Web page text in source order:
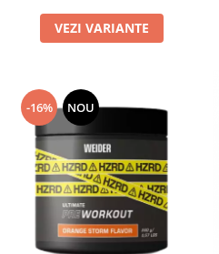
VEZI VARIANTE
-16% NOU